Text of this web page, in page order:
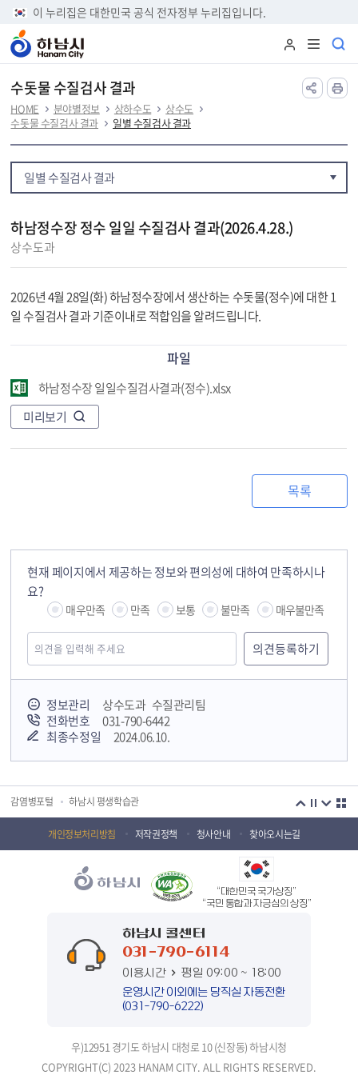
본문 바로가기
이 누리집은 대한민국 공식 전자정부 누리집입니다.
수돗물 수질검사 결과
HOME 분야별정보 상하수도
상수도
수돗물 수질검사 결과
일별 수질검사 결과
일별 수질검사 결과
하남정수장 정수 일일 수질검사 결과(2026.4.28.)
상수도과
2026년 4월 28일(화) 하남정수장에서 생산하는 수돗물(정수)에 대한 1
일 수질검사 결과 기준이내로 적합임을 알려드립니다.
파일
하남정수장 일일수질검사결과(정수).xlsx
미리보기
목록
현재 페이지에서 제공하는 정보와 편의성에 대하여 만족하시나
요?
매우만족 만족 보통 불만족 매우불만족
정보관리
상수도과 수질관리팀
전화번호
031-790-6442
최종수정일
2024.06.10.
국민안전교육플랫폼
감염병포털 하남시 평생학습관
하남혁신교육지구 huic 하남도시공사
하남종합운동장 국민체육센터 하남문화재단 하남역사박물관
하남시 가족센터
하남시정신건강복지센터
(재)하남시자원봉사센터 하남시환경교육센터
하남시 장애인 무료법률 상담센터 경기도의회 하남상담소
경기도 장애인생산품판매시설
개인정보처리방침 저작권정책 청사안내 찾아오시는길
우)12951 경기도 하남시 대청로 10 (신장동) 하남시청
COPYRIGHT(C) 2023 HANAM CITY. ALL RIGHTS RESERVED.
하남시 콜센터
031-790-6114
이용시간
평일 09:00 ~ 18:00
운영시간 이외에는 당직실 자동전환
(031-790-6222)
“대한민국 국가상징”
“국민 통합과 자긍심의 상징”